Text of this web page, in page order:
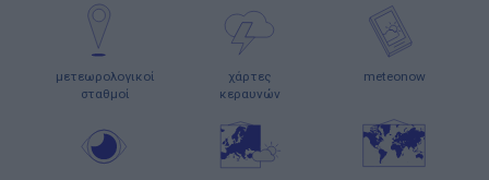
μετεωρολογικοί
σταθμοί
χάρτες
κεραυνών
meteonow